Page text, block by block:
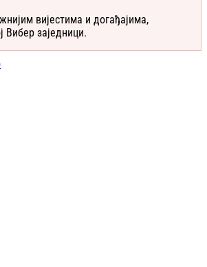
вијестима и догађајима,
Вибер заједници.